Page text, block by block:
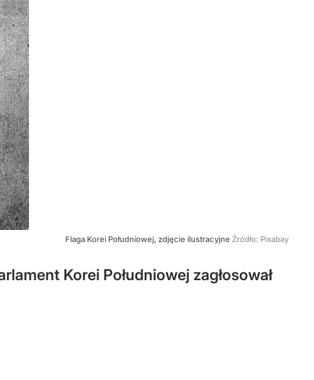
Flaga Korei Południowej, zdjęcie ilustracyjne Źródło: Pixabay
Korei Południowej zagłosował